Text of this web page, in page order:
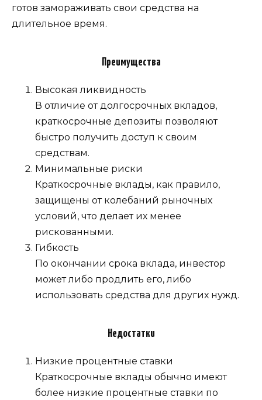
готов замораживать свои средства на
длительное время.
Преимущества
Высокая ликвидность
В отличие от долгосрочных вкладов,
краткосрочные депозиты позволяют
быстро получить доступ к своим
средствам.
Минимальные риски
Краткосрочные вклады, как правило,
защищены от колебаний рыночных
условий, что делает их менее
рискованными.
Гибкость
По окончании срока вклада, инвестор
может либо продлить его, либо
использовать средства для других нужд.
Недостатки
Низкие процентные ставки
Краткосрочные вклады обычно имеют
более низкие процентные ставки по